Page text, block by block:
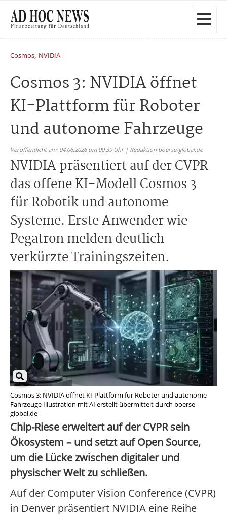
Cosmos, NVIDIA
Cosmos 3: NVIDIA öffnet
KI-Plattform für Roboter
und autonome Fahrzeuge
Veröffentlicht am: 04.06.2026 um 00:39 Uhr | Redaktion boerse-global.de
NVIDIA präsentiert auf der CVPR
das offene KI-Modell Cosmos 3
für Robotik und autonome
Systeme. Erste Anwender wie
Pegatron melden deutlich
verkürzte Trainingszeiten.
Cosmos 3: NVIDIA öffnet KI-Plattform für Roboter und autonome
Fahrzeuge Illustration mit AI erstellt übermittelt durch boerse-
global.de
Chip-Riese erweitert auf der CVPR sein
Ökosystem – und setzt auf Open Source,
um die Lücke zwischen digitaler und
physischer Welt zu schließen.
Auf der Computer Vision Conference (CVPR)
in Denver präsentiert NVIDIA eine Reihe